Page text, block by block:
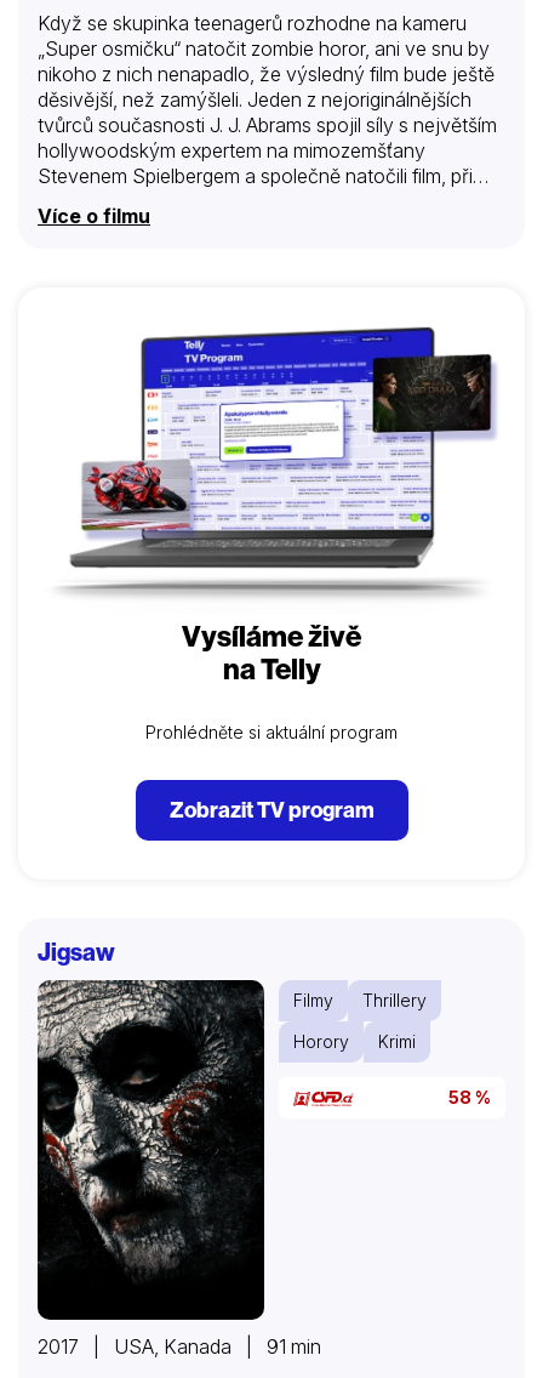
Když se skupinka teenagerů rozhodne na kameru
„Super osmičku“ natočit zombie horor, ani ve snu by
nikoho z nich nenapadlo, že výsledný film bude ještě
děsivější, než zamýšleli. Jeden z nejoriginálnějších
tvůrců současnosti J. J. Abrams spojil síly s největším
hollywoodským expertem na mimozemšťany
Stevenem Spielbergem a společně natočili film, při
Mimozemšťana nebo na Blízká setkání třetího druhu.
sedmdesátých letech minulého století. Když zrovna
na místním nádražíčku točili vrcholnou scénu svého
filmu, před jejich očima po srážce s autem vykolejil
nákladní vlak. Nebyla to jen tak obyčejná nehoda,…
Více o filmu
Vysíláme živě
na Telly
Prohlédněte si aktuální program
Zobrazit TV program
Jigsaw
Filmy
Thrillery
Horory
Krimi
58 %
2017 | USA, Kanada | 91 min